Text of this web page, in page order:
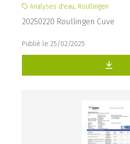
Analyses d'eau, Roullingen
20250220 Roullingen Cuve
Publié le 25/02/2025